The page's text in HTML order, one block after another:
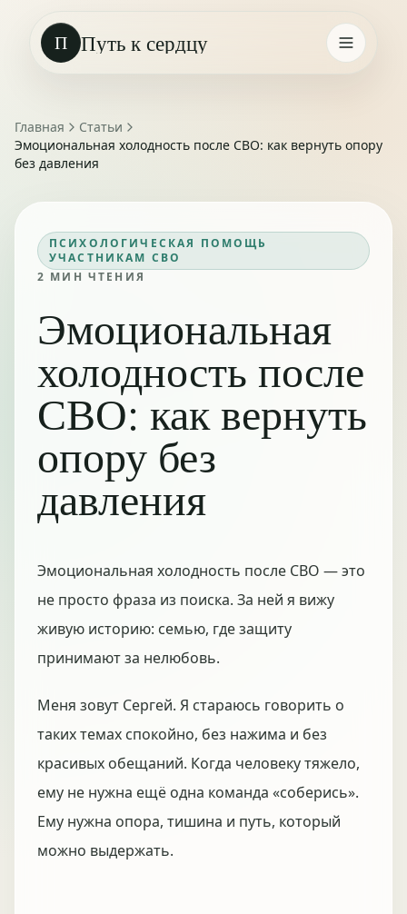
П Путь к сердцу
Главная
Статьи
Эмоциональная холодность после СВО: как вернуть опору
без давления
ПСИХОЛОГИЧЕСКАЯ ПОМОЩЬ
УЧАСТНИКАМ СВО
2 МИН ЧТЕНИЯ
Эмоциональная
холодность после
СВО: как вернуть
опору без
давления
Эмоциональная холодность после СВО — это
не просто фраза из поиска. За ней я вижу
живую историю: семью, где защиту
принимают за нелюбовь.
Меня зовут Сергей. Я стараюсь говорить о
таких темах спокойно, без нажима и без
красивых обещаний. Когда человеку тяжело,
ему не нужна ещё одна команда «соберись».
Ему нужна опора, тишина и путь, который
можно выдержать.